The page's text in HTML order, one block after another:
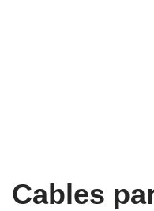
Cables